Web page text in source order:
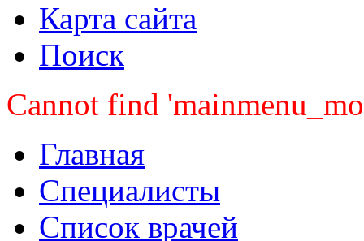
Карта сайта
Поиск
Cannot find
Главная
Специалисты
Список врачей